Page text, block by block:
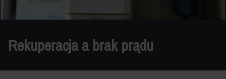
Rekuperacja a brak prądu